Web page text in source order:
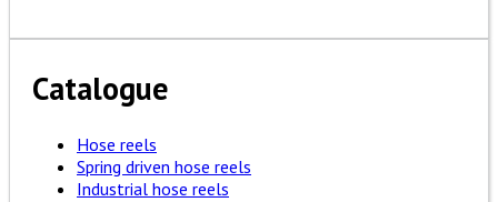
Catalogue
Hose reels
Spring driven hose reels
Industrial hose reels